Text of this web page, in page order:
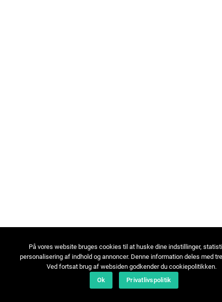
På vores website bruges cookies til at huske dine indstillinger,
personalisering af indhold og annoncer. Denne information deles med
Ved fortsat brug af websiden godkender du cookiepolitikken.
Ok
Privatlivspolitik